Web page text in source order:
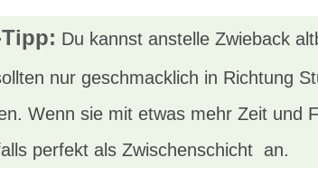
Du kannst anstelle Zwieback
nur geschmacklich in Richtung
Wenn sie mit etwas mehr Zeit und
perfekt als Zwischenschicht an.